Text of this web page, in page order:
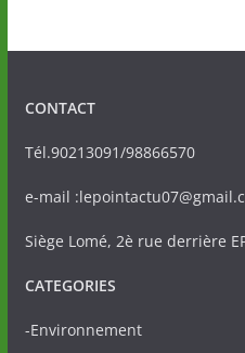
CONTACT
Tél.90213091/98866570
e-mail
Siège Lomé, 2è rue derrière
CATEGORIES
-Environnement